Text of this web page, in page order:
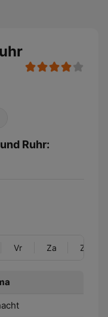
Ruhr:
Vr Za Zo